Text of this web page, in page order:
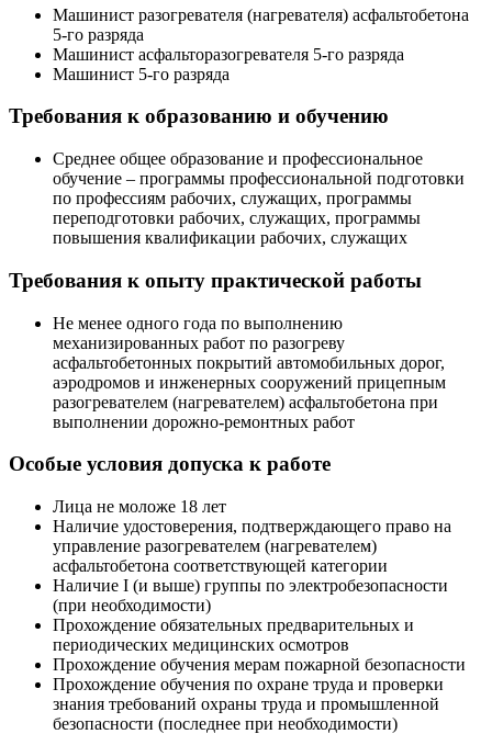
Машинист разогревателя (нагревателя) асфальтобетона
5-го разряда
Машинист асфальторазогревателя 5-го разряда
Машинист 5-го разряда
Требования к образованию и обучению
Среднее общее образование и профессиональное
обучение – программы профессиональной подготовки
по профессиям рабочих, служащих, программы
переподготовки рабочих, служащих, программы
повышения квалификации рабочих, служащих
Требования к опыту практической работы
Не менее одного года по выполнению
механизированных работ по разогреву
асфальтобетонных покрытий автомобильных дорог,
аэродромов и инженерных сооружений прицепным
разогревателем (нагревателем) асфальтобетона при
выполнении дорожно-ремонтных работ
Особые условия допуска к работе
Лица не моложе 18 лет
Наличие удостоверения, подтверждающего право на
управление разогревателем (нагревателем)
асфальтобетона соответствующей категории
Наличие I (и выше) группы по электробезопасности
(при необходимости)
Прохождение обязательных предварительных и
периодических медицинских осмотров
Прохождение обучения мерам пожарной безопасности
Прохождение обучения по охране труда и проверки
знания требований охраны труда и промышленной
безопасности (последнее при необходимости)